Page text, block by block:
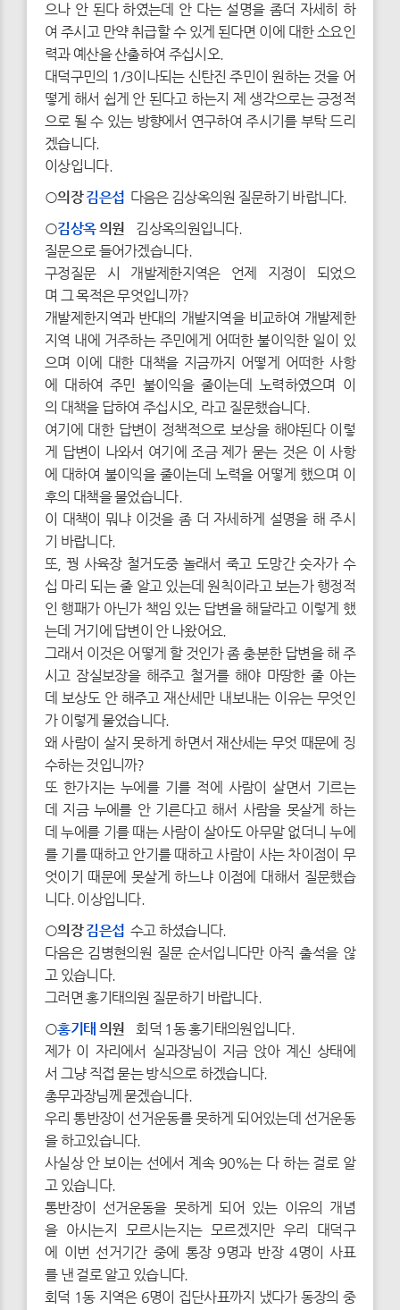
으나 안 된다 하였는데 안 다는 설명을 좀더 자세히 하
여 주시고 만약 취급할 수 있게 된다면 이에 대한 소요인
력과 예산을 산출하여 주십시오.
대덕구민의 1/3이나되는 신탄진 주민이 원하는 것을 어
떻게 해서 쉽게 안 된다고 하는지 제 생각으로는 긍정적
으로 될 수 있는 방향에서 연구하여 주시기를 부탁 드리
겠습니다.
이상입니다.
○의장김은섭 다음은 김상옥의원 질문하기 바랍니다.
○김상옥의원 김상옥의원입니다.
질문으로 들어가겠습니다.
구정질문 시 개발제한지역은 언제 지정이 되었으
며 그 목적은 무엇입니까?
개발제한지역과 반대의 개발지역을 비교하여 개발제한
지역 내에 거주하는 주민에게 어떠한 불이익한 일이 있
으며 이에 대한 대책을 지금까지 어떻게 어떠한 사항
에 대하여 주민 불이익을 줄이는데 노력하였으며 이
의 대책을 답하여 주십시오, 라고 질문했습니다.
여기에 대한 답변이 정책적으로 보상을 해야된다 이렇
게 답변이 나와서 여기에 조금 제가 묻는 것은 이 사항
에 대하여 불이익을 줄이는데 노력을 어떻게 했으며 이
후의 대책을 물었습니다.
이 대책이 뭐냐 이것을 좀 더 자세하게 설명을 해 주시
기 바랍니다.
또, 꿩 사육장 철거도중 놀래서 죽고 도망간 숫자가 수
십 마리 되는 줄 알고 있는데 원칙이라고 보는가 행정적
인 행패가 아닌가 책임 있는 답변을 해달라고 이렇게 했
는데 거기에 답변이 안 나왔어요.
그래서 이것은 어떻게 할 것인가 좀 충분한 답변을 해 주
시고 잠실보장을 해주고 철거를 해야 마땅한 줄 아는
데 보상도 안 해주고 재산세만 내보내는 이유는 무엇인
가 이렇게 물었습니다.
왜 사람이 살지 못하게 하면서 재산세는 무엇 때문에 징
수하는 것입니까?
또 한가지는 누에를 기를 적에 사람이 살면서 기르는
데 지금 누에를 안 기른다고 해서 사람을 못살게 하는
데 누에를 기를 때는 사람이 살아도 아무말 없더니 누에
를 기를 때하고 안기를 때하고 사람이 사는 차이점이 무
엇이기 때문에 못살게 하느냐 이점에 대해서 질문했습
니다. 이상입니다.
○의장김은섭 수고 하셨습니다.
다음은 김병현의원 질문 순서입니다만 아직 출석을 않
고 있습니다.
그러면 홍기태의원 질문하기 바랍니다.
○홍기태 의원 회덕 1동 홍기태의원입니다.
제가 이 자리에서 실과장님이 지금 앉아 계신 상태에
서 그냥 직접 묻는 방식으로 하겠습니다.
총무과장님께 묻겠습니다.
우리 통반장이 선거운동를 못하게 되어있는데 선거운동
을 하고있습니다.
사실상 안 보이는 선에서 계속 90%는 다 하는 걸로 알
고 있습니다.
통반장이 선거운동을 못하게 되어 있는 이유의 개념
을 아시는지 모르시는지는 모르겠지만 우리 대덕구
에 이번 선거기간 중에 통장 9명과 반장 4명이 사표
를 낸 걸로 알고 있습니다.
회덕 1동 지역은 6명이 집단사표까지 냈다가 동장의 중